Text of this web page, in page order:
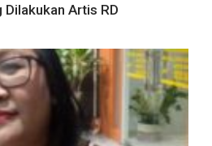
Dilakukan Artis RD